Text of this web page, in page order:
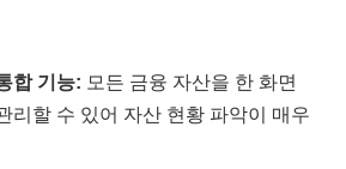
합 기능: 모든 금융 자산을 한 화면
리할 수 있어 자산 현황 파악이 매우